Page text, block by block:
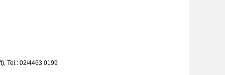
Tel.: 02/4463 0199